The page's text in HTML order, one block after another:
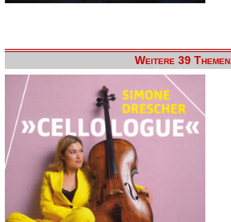
Weitere 39 Themen